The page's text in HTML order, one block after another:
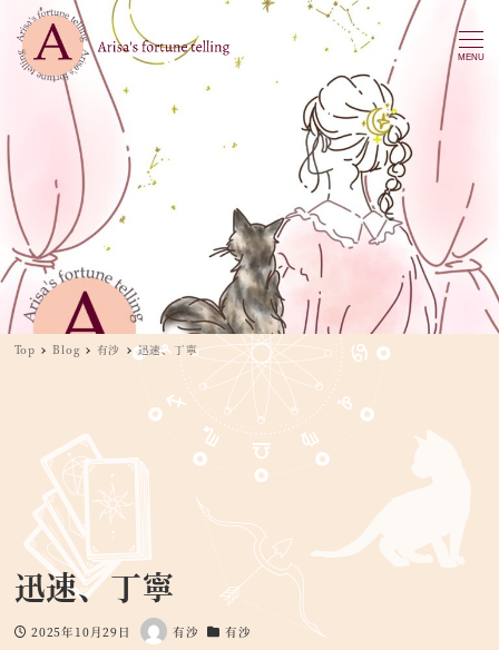
MENU
Top Blog 有沙 迅速、丁寧
迅速、丁寧
投稿日
2025年10月29日
著
有沙
カテゴリー
有沙